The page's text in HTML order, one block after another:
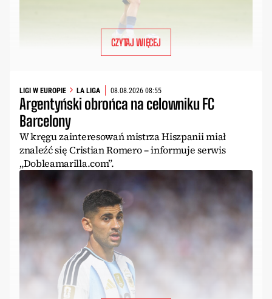
CZYTAJ WIĘCEJ
LIGI W EUROPIE LA LIGA 08.08.2026 08:55
Argentyński obrońca na celowniku FC
Barcelony
W kręgu zainteresowań mistrza Hiszpanii miał
znaleźć się Cristian Romero – informuje serwis
„Dobleamarilla.com”.